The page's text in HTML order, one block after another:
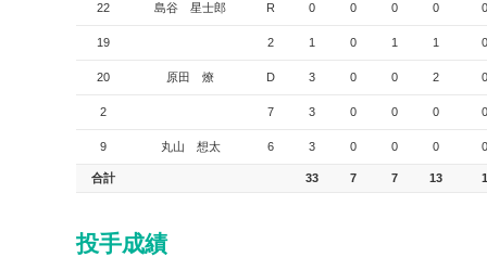
22 島谷 星士郎 R 0 0 0 0 0
19 2 1 0 1 1 0
20 原田 燎 D 3 0 0 2 0
2 7 3 0 0 0 0
9 丸山 想太 6 3 0 0 0 0
合計 33 7 7 13 1
投手成績